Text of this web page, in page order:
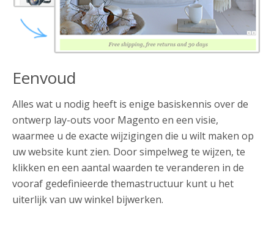
Eenvoud
Alles wat u nodig heeft is enige basiskennis over de
ontwerp lay-outs voor Magento en een visie,
waarmee u de exacte wijzigingen die u wilt maken op
uw website kunt zien. Door simpelweg te wijzen, te
klikken en een aantal waarden te veranderen in de
vooraf gedefinieerde themastructuur kunt u het
uiterlijk van uw winkel bijwerken.